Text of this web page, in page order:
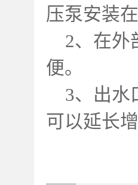
压泵安装
2、在外
便。
3、出水
可以延长